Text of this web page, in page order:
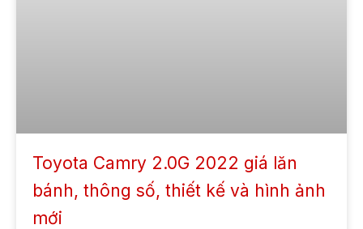
Toyota Camry 2.0G 2022 giá lăn
bánh, thông số, thiết kế và hình ảnh
mới